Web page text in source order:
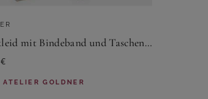
Jerseykleid mit Bindeband und Taschen - blau / grün / gemustert - Gr. 24 von Goldner Fashion
€
ATELIER GOLDNER